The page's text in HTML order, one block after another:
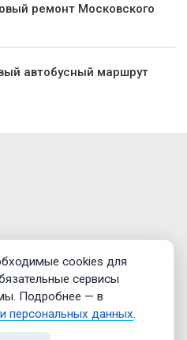
ремонт Московского
автобусный маршрут
cookies для
сервисы
Подробнее — в
персональных данных.